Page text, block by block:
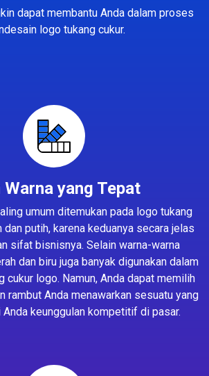
dapat membantu Anda dalam proses
logo tukang cukur.
Warna yang Tepat
umum ditemukan pada logo tukang
dan putih, karena keduanya secara jelas
sifat bisnisnya. Selain warna-warna
dan biru juga banyak digunakan dalam
cukur logo. Namun, Anda dapat memilih
rambut Anda menawarkan sesuatu yang
keunggulan kompetitif di pasar.